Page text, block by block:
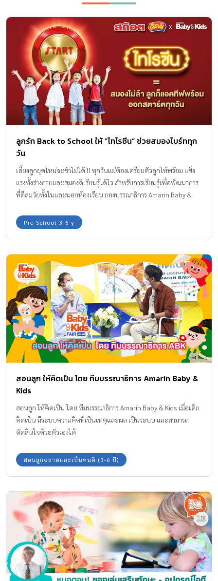
ลูกรัก Back to School ให้ “ไทโรซีน” ช่วยสมองไบร์ททุก
วัน
เลี้ยงลูกยุคใหม่จะช้าไม่ได้ !! ทุกวันแม่ต้องเตรียมตัวลูกให้พร้อม แข็ง
แรงทั้งร่างกายและสมองดีเรียนรู้ได้ไว สำหรับการเรียนรู้เพื่อพัฒนาการ
ที่ดีสมวัยทั้งในและนอกห้องเรียน กองบรรณาธิการ Amarin Baby &
กิจกรรมสนุกนอกบ้านได้อย่างสดใส มาแนะนำให้ค่ะ นี่เลย “สก๊อต
คิตซ์ซุปไก่สกัด” ที่มี “ไทโรซีน” ช่วยบำรุงร่างกายและสมอง
Pre-School 3-6 y
สอนลูก ให้คิดเป็น โดย ทีมบรรณาธิการ Amarin Baby &
Kids
สอนลูก ให้คิดเป็น โดย ทีมบรรณาธิการ Amarin Baby & Kids เมื่อเด็ก
คิดเป็น มีระบบความคิดที่เป็นเหตุและผล เป็นระบบ และสามารถ
ตัดสินใจด้วยตัวเองได้
สอนลูกฉลาดและเป็นคนดี (3-6 ปี)